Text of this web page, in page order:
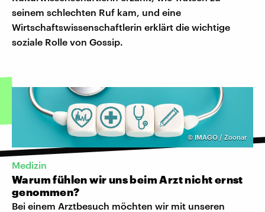
seinem schlechten Ruf kam, und eine
Wirtschaftswissenschaftlerin erklärt die wichtige
soziale Rolle von Gossip.
© IMAGO / Zoonar
Medizin
Warum fühlen wir uns beim Arzt nicht ernst
genommen?
Bei einem Arztbesuch möchten wir mit unseren